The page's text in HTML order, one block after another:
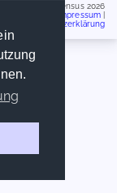
Handschriftencensus 2026
Impressum
Datenschutzerklärung